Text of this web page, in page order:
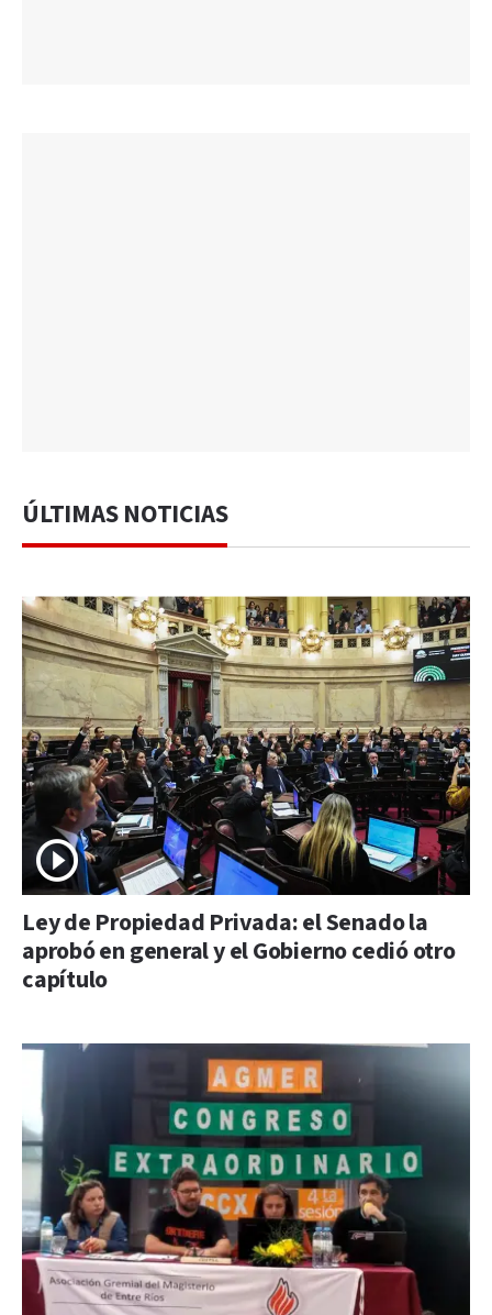
ÚLTIMAS NOTICIAS
Ley de Propiedad Privada: el Senado la
aprobó en general y el Gobierno cedió otro
capítulo